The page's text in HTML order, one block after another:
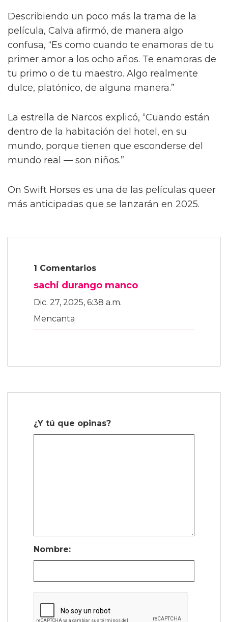
Describiendo un poco más la trama de la
película, Calva afirmó, de manera algo
confusa, “Es como cuando te enamoras de tu
primer amor a los ocho años. Te enamoras de
tu primo o de tu maestro. Algo realmente
dulce, platónico, de alguna manera.”
La estrella de Narcos explicó, “Cuando están
dentro de la habitación del hotel, en su
mundo, porque tienen que esconderse del
mundo real — son niños.”
On Swift Horses es una de las películas queer
más anticipadas que se lanzarán en 2025.
1 Comentarios
sachi durango manco
Dic. 27, 2025, 6:38 a.m.
Mencanta
¿Y tú que opinas?
Nombre: